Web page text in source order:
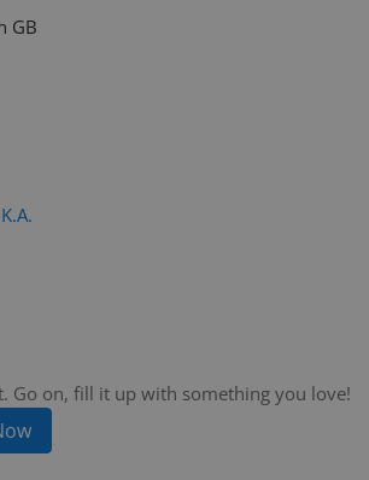
GB
Go on, fill it up with something you love!